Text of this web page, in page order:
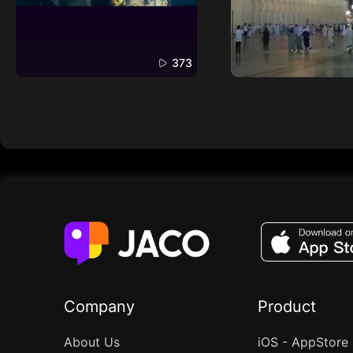
373
Company
About Us
Product
iOS - AppStore